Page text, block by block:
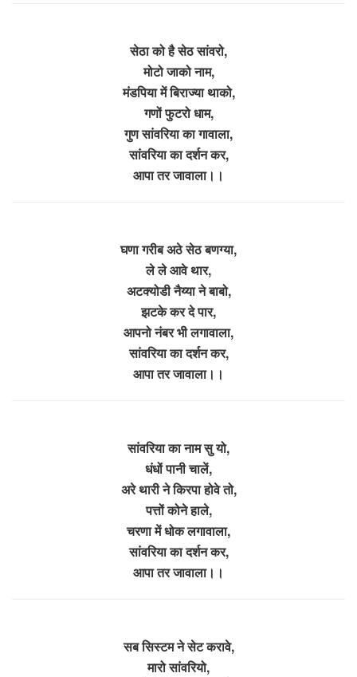
सेठा को है सेठ सांवरो,
मोटो जाको नाम,
मंडपिया में बिराज्या थाको,
गणों फुटरो धाम,
गुण सांवरिया का गावाला,
सांवरिया का दर्शन कर,
आपा तर जावाला।।
घणा गरीब अठे सेठ बणग्या,
ले ले आवे थार,
अटक्योडी नैय्या ने बाबो,
झटके कर दे पार,
आपनो नंबर भी लगावाला,
सांवरिया का दर्शन कर,
आपा तर जावाला।।
सांवरिया का नाम सु यो,
धंधों पानी चालें,
अरे थारी ने किरपा होवे तो,
पत्तों कोने हाले,
चरणा में धोक लगावाला,
सांवरिया का दर्शन कर,
आपा तर जावाला।।
सब सिस्टम ने सेट करावे,
मारो सांवरियो,